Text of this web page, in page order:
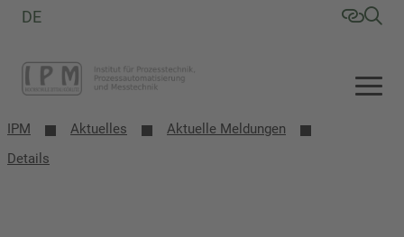
DE
IPM Aktuelles
Aktuelle Meldungen
Details